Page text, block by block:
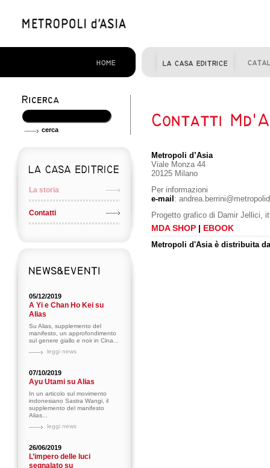
La storia
Contatti
05/12/2019
A Yi e Chan Ho Kei su
Alias
Su Alias, supplemento del
manifesto, un approfondimento
sul genere giallo e noir in Cina...
leggi news
07/10/2019
Ayu Utami su Alias
In un articolo sul movimento
indonesiano Sastra Wangi, il
supplemento del manifesto
Alias...
leggi news
26/06/2019
L’impero delle luci
segnalato su
Metropoli d’Asia
Viale Monza 44
20125 Milano
Per informazioni
e-mail :
Progetto grafico di Damir Jellici,
MDA SHOP | EBOOK
Metropoli d'Asia è distribuita